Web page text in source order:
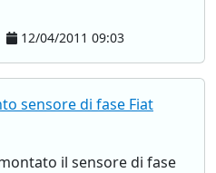
12/04/2011 09:03
sensore di fase Fiat
il sensore di fase